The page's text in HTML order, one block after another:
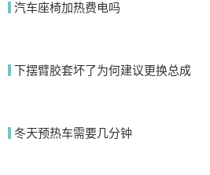
汽车座椅加热费电吗
下摆臂胶套坏了为何建议更换总成
冬天预热车需要几分钟